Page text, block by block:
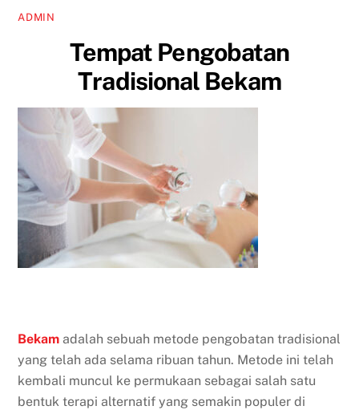
ADMIN
Tempat Pengobatan
Tradisional Bekam
Bekam adalah sebuah metode pengobatan tradisional
yang telah ada selama ribuan tahun. Metode ini telah
kembali muncul ke permukaan sebagai salah satu
bentuk terapi alternatif yang semakin populer di